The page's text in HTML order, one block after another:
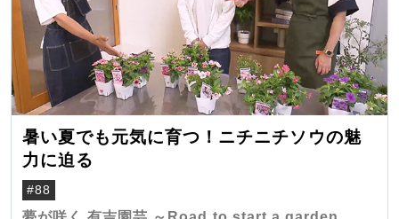
暑い夏でも元気に育つ！ニチニチソウの魅
力に迫る
#88